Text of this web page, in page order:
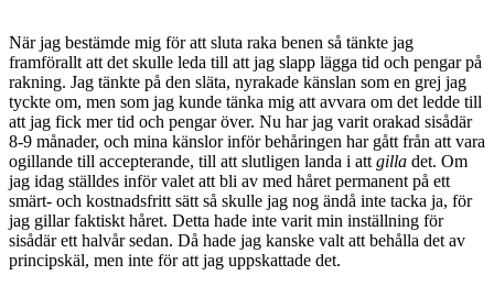
När jag bestämde mig för att sluta raka benen så tänkte jag
framförallt att det skulle leda till att jag slapp lägga tid och pengar på
rakning. Jag tänkte på den släta, nyrakade känslan som en grej jag
tyckte om, men som jag kunde tänka mig att avvara om det ledde till
att jag fick mer tid och pengar över. Nu har jag varit orakad sisådär
8-9 månader, och mina känslor inför behåringen har gått från att vara
ogillande till accepterande, till att slutligen landa i att gilla det. Om
jag idag ställdes inför valet att bli av med håret permanent på ett
smärt- och kostnadsfritt sätt så skulle jag nog ändå inte tacka ja, för
jag gillar faktiskt håret. Detta hade inte varit min inställning för
sisådär ett halvår sedan. Då hade jag kanske valt att behålla det av
principskäl, men inte för att jag uppskattade det.